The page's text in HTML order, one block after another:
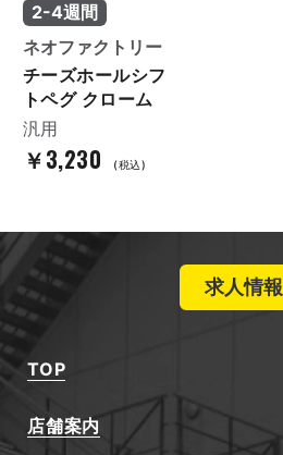
2-4週間
ネオファクトリー
チーズホールシフ
トペグ クローム
汎用
￥3,230 (税込)
求人情報
TOP
店舗案内